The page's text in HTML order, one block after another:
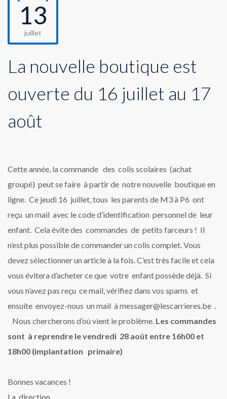
13
juillet
La nouvelle boutique est
ouverte du 16 juillet au 17
août
Cette année, la commande des colis scolaires (achat
groupé) peut se faire à partir de notre nouvelle boutique en
ligne. Ce jeudi 16 juillet, tous les parents de M3 à P6 ont
reçu un mail avec le code d’identification personnel de leur
enfant. Cela évite des commandes de petits farceurs ! Il
n’est plus possible de commander un colis complet. Vous
devez sélectionner un article à la fois. C’est très facile et cela
vous évitera d’acheter ce que votre enfant possède déjà. Si
vous n’avez pas reçu ce mail, vérifiez dans vos spams et
ensuite envoyez-nous un mail à messager@lescarrieres.be .
Nous chercherons d’où vient le problème. Les commandes
sont à reprendre le vendredi 28 août entre 16h00 et
18h00 (implantation primaire)
Bonnes vacances !
La direction